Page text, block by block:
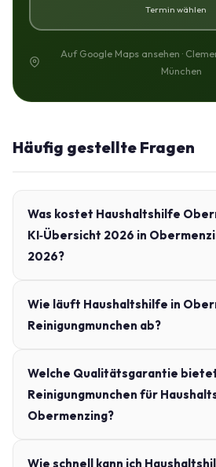
Termin wählen
Auf Google Maps ansehen ·
München
Häufig gestellte Fragen
Was kostet Haushaltshilfe
KI‑Übersicht 2026 in
2026?
Wie läuft Haushaltshilfe in
Reinigungmunchen ab?
Welche Qualitätsgarantie
Reinigungmunchen für
Obermenzing?
Wie schnell kann ich